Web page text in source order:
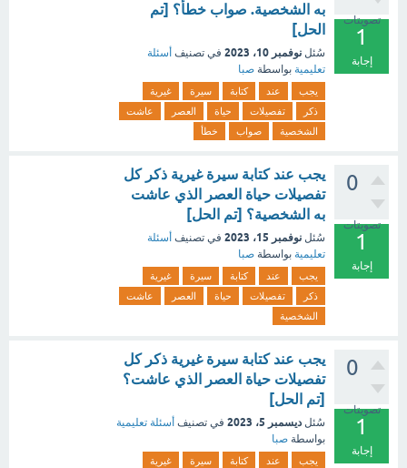
تصويتات
1
إجابة
به الشخصية. صواب خطأ؟ [تم
الحل]
سُئل نوفمبر 10، 2023 في تصنيف أسئلة
تعليمية بواسطة صبا
يجب عند كتابة سيرة
غيرية
ذكر
تفصيلات حياة العصر
عاشت
الشخصية
صواب خطأ
0
تصويتات
1
إجابة
يجب عند كتابة سيرة غيرية ذكر كل
تفصيلات حياة العصر الذي عاشت
به الشخصية؟ [تم الحل]
سُئل نوفمبر 15، 2023 في تصنيف أسئلة
تعليمية بواسطة صبا
يجب عند كتابة سيرة
غيرية
ذكر
تفصيلات حياة العصر
عاشت
الشخصية
0
تصويتات
1
إجابة
يجب عند كتابة سيرة غيرية ذكر كل
تفصيلات حياة العصر الذي عاشت؟
[تم الحل]
سُئل ديسمبر 5، 2023 في تصنيف أسئلة تعليمية
بواسطة صبا
يجب عند كتابة سيرة
غيرية